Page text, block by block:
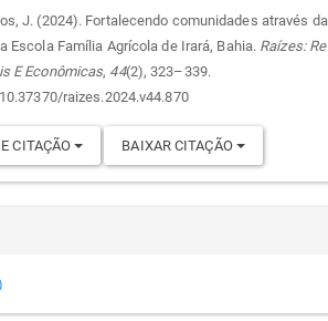
J. (2024). Fortalecendo comunidades através
Escola Família Agrícola de Irará, Bahia. Raízes:
E Econômicas, 44(2), 323–339.
raizes.2024.v44.870
CITAÇÃO BAIXAR CITAÇÃO